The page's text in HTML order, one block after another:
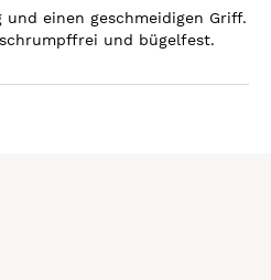
einen geschmeidigen Griff.
und bügelfest.